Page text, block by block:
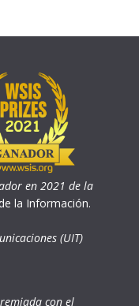
en 2021 de la
la Información.
(UIT)
con el